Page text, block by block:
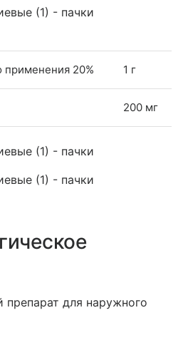
(1) - пачки
применения 20% 1 г
200 мг
(1) - пачки
(1) - пачки
препарат для наружного